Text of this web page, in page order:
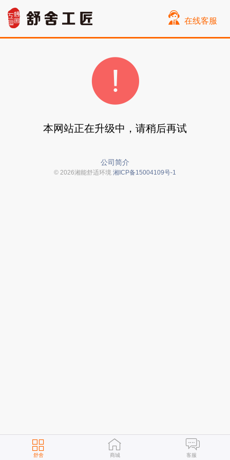
舒舍 商城 客服
在线客服
本网站正在升级中，请稍后再试
公司简介
© 2026湘能舒适环境 湘ICP备15004109号-1